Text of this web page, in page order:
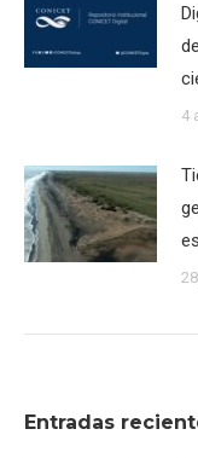
4
Entradas